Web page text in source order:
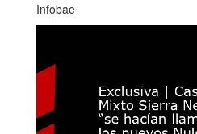
Infobae